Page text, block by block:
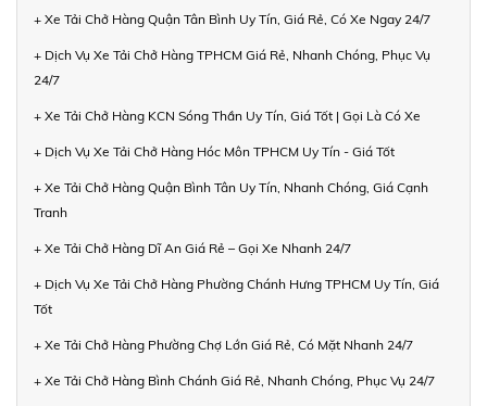
+ Xe Tải Chở Hàng Quận Tân Bình Uy Tín, Giá Rẻ, Có Xe Ngay 24/7
+ Dịch Vụ Xe Tải Chở Hàng TPHCM Giá Rẻ, Nhanh Chóng, Phục Vụ
24/7
+ Xe Tải Chở Hàng KCN Sóng Thần Uy Tín, Giá Tốt | Gọi Là Có Xe
+ Dịch Vụ Xe Tải Chở Hàng Hóc Môn TPHCM Uy Tín - Giá Tốt
+ Xe Tải Chở Hàng Quận Bình Tân Uy Tín, Nhanh Chóng, Giá Cạnh
Tranh
+ Xe Tải Chở Hàng Dĩ An Giá Rẻ – Gọi Xe Nhanh 24/7
+ Dịch Vụ Xe Tải Chở Hàng Phường Chánh Hưng TPHCM Uy Tín, Giá
Tốt
+ Xe Tải Chở Hàng Phường Chợ Lớn Giá Rẻ, Có Mặt Nhanh 24/7
+ Xe Tải Chở Hàng Bình Chánh Giá Rẻ, Nhanh Chóng, Phục Vụ 24/7